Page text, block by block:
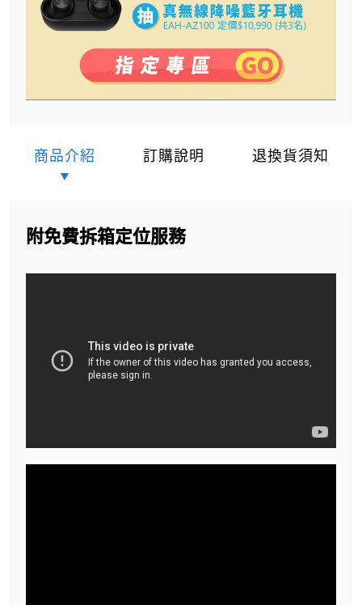
商品介紹 訂購說明 退換貨須知
附免費拆箱定位服務